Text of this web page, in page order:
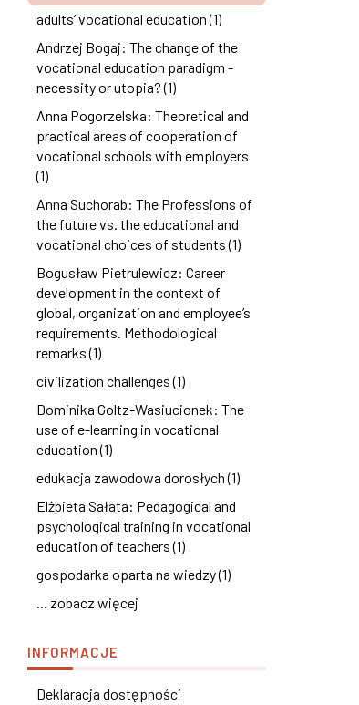
adults’ vocational education (1)
Andrzej Bogaj: The change of the
vocational education paradigm -
necessity or utopia? (1)
Anna Pogorzelska: Theoretical and
practical areas of cooperation of
vocational schools with employers
(1)
Anna Suchorab: The Professions of
the future vs. the educational and
vocational choices of students (1)
Bogusław Pietrulewicz: Career
development in the context of
global, organization and employee’s
requirements. Methodological
remarks (1)
civilization challenges (1)
Dominika Goltz-Wasiucionek: The
use of e-learning in vocational
education (1)
edukacja zawodowa dorosłych (1)
Elżbieta Sałata: Pedagogical and
psychological training in vocational
education of teachers (1)
gospodarka oparta na wiedzy (1)
... zobacz więcej
INFORMACJE
Deklaracja dostępności